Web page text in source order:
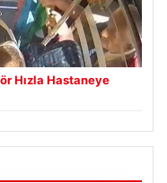
Hızla Hastaneye